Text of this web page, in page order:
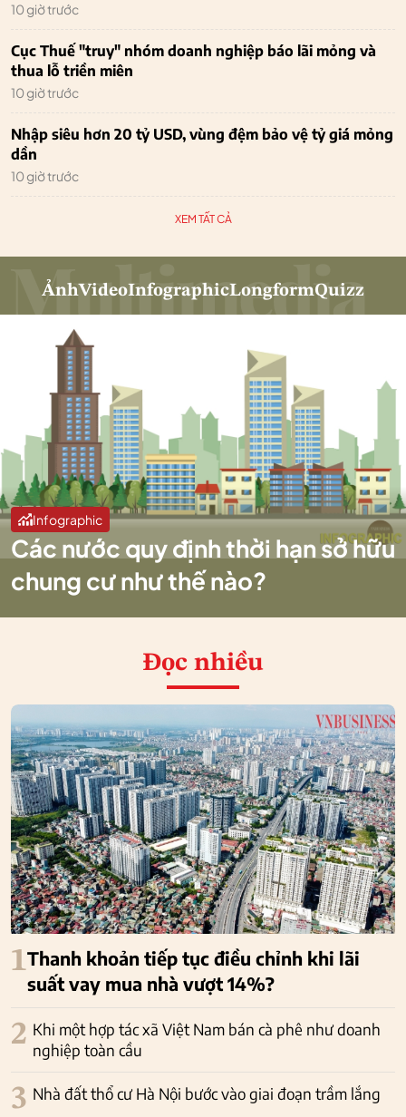
10 giờ trước
Cục Thuế "truy" nhóm doanh nghiệp báo lãi mỏng và
thua lỗ triền miên
10 giờ trước
Nhập siêu hơn 20 tỷ USD, vùng đệm bảo vệ tỷ giá mỏng
dần
10 giờ trước
XEM TẤT CẢ
ẢnhVideoInfographicLongformQuizz
Infographic
Các nước quy định thời hạn sở hữu
chung cư như thế nào?
Đọc nhiều
1Thanh khoản tiếp tục điều chỉnh khi lãi
suất vay mua nhà vượt 14%?
2 Khi một hợp tác xã Việt Nam bán cà phê như doanh
nghiệp toàn cầu
3 Nhà đất thổ cư Hà Nội bước vào giai đoạn trầm lắng